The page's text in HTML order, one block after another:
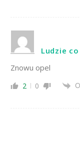
Ludzie
Znowu opel
2 0